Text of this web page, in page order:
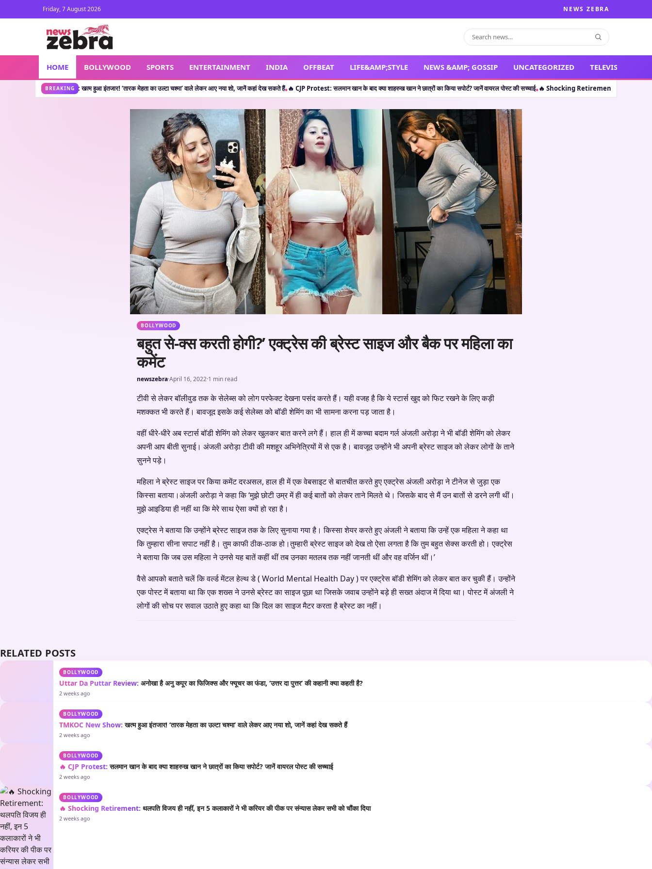
Friday, 7 August 2026 NEWS ZEBRA
HOME BOLLYWOOD SPORTS ENTERTAINMENT INDIA OFFBEAT LIFE&AMP;STYLE NEWS &AMP; GOSSIP UNCATEGORIZED TELEVISION
BREAKING
New Show: खत्म हुआ इंतजार! ‘तारक मेहता का उल्टा चश्मा’ वाले लेकर आए नया शो, जानें कहां देख सकते हैं•🔥 CJP Protest: सलमान खान के बाद क्या शाहरुख खान ने छात्रों का किया सपोर्ट? जानें वायरल पोस्ट की सच्चाई•🔥 Shocking Retirement: थलपति विजय ही नहीं, इन 5
BOLLYWOOD
बहुत से-क्स करती होगी?’ एक्ट्रेस की ब्रेस्ट साइज और बैक पर महिला का
कमेंट
newszebra·April 16, 2022·1 min read
टीवी से लेकर बॉलीवुड तक के सेलेब्स को लोग परफेक्ट देखना पसंद करते हैं। यही वजह है कि ये स्टार्स खुद को फिट रखने के लिए कड़ी
मशक्कत भी करते हैं। बावजूद इसके कई सेलेब्स को बॉडी शेमिंग का भी सामना करना पड़ जाता है।
वहीं धीरे-धीरे अब स्टार्स बॉडी शेमिंग को लेकर खुलकर बात करने लगे हैं। हाल ही में कच्चा बदाम गर्ल अंजली अरोड़ा ने भी बॉडी शेमिंग को लेकर
अपनी आप बीती सुनाई। अंजली अरोड़ा टीवी की मशहूर अभिनेत्रियों में से एक है। बावजूद उन्होंने भी अपनी ब्रेस्ट साइज को लेकर लोगों के ताने
सुनने पड़े।
महिला ने ब्रेस्ट साइज पर किया कमेंट दरअसल, हाल ही में एक वेबसाइट से बातचीत करते हुए एक्ट्रेस अंजली अरोड़ा ने टीनेज से जुड़ा एक
किस्सा बताया।अंजली अरोड़ा ने कहा कि ‘मुझे छोटी उम्र में ही कई बातों को लेकर ताने मिलते थे। जिसके बाद से मैं उन बातों से डरने लगी थीं।
मुझे आइडिया ही नहीं था कि मेरे साथ ऐसा क्यों हो रहा है।
एक्ट्रेस ने बताया कि उन्होंने ब्रेस्ट साइज तक के लिए सुनाया गया है। किस्सा शेयर करते हुए अंजली ने बताया कि उन्हें एक महिला ने कहा था
कि तुम्हारा सीना सपाट नहीं है। तुम काफी ठीक-ठाक हो।तुम्हारी ब्रेस्ट साइज को देख तो ऐसा लगता है कि तुम बहुत सेक्स करती हो। एक्ट्रेस
ने बताया कि जब उस महिला ने उनसे यह बातें कहीं थीं तब उनका मतलब तक नहीं जानती थीं और वह वर्जिन थीं।’
वैसे आपको बताते चलें कि वर्ल्ड मेंटल हेल्थ डे ( World Mental Health Day ) पर एक्ट्रेस बॉडी शेमिंग को लेकर बात कर चुकी हैं। उन्होंने
एक पोस्ट में बताया था कि एक शख्स ने उनसे ब्रेस्ट का साइज पूछा था जिसके जवाब उन्होंने बड़े ही सख्त अंदाज में दिया था। पोस्ट में अंजली ने
लोगों की सोच पर सवाल उठाते हुए कहा था कि दिल का साइज मैटर करता है ब्रेस्ट का नहीं।
RELATED POSTS
BOLLYWOOD
Uttar Da Puttar Review: अनोखा है अनु कपूर का फिजिक्स और फ्यूचर का फंडा, ‘उत्तर दा पुत्तर’ की कहानी क्या कहती है?
2 weeks ago
BOLLYWOOD
TMKOC New Show: खत्म हुआ इंतजार! ‘तारक मेहता का उल्टा चश्मा’ वाले लेकर आए नया शो, जानें कहां देख सकते हैं
2 weeks ago
BOLLYWOOD
🔥 CJP Protest: सलमान खान के बाद क्या शाहरुख खान ने छात्रों का किया सपोर्ट? जानें वायरल पोस्ट की सच्चाई
2 weeks ago
BOLLYWOOD
🔥 Shocking Retirement: थलपति विजय ही नहीं, इन 5 कलाकारों ने भी करियर की पीक पर संन्यास लेकर सभी को चौंका दिया
2 weeks ago